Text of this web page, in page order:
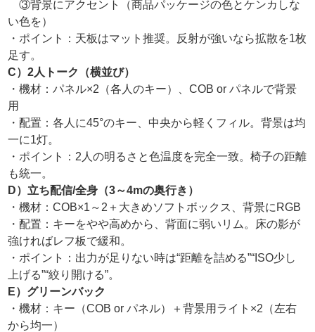
③背景にアクセント（商品パッケージの色とケンカしな
い色を）
・ポイント：天板はマット推奨。反射が強いなら拡散を1枚
足す。
C）2人トーク（横並び）
・機材：パネル×2（各人のキー）、COB or パネルで背景
用
・配置：各人に45°のキー、中央から軽くフィル。背景は均
一に1灯。
・ポイント：2人の明るさと色温度を完全一致。椅子の距離
も統一。
D）立ち配信/全身（3～4mの奥行き）
・機材：COB×1～2＋大きめソフトボックス、背景にRGB
・配置：キーをやや高めから、背面に弱いリム。床の影が
強ければレフ板で緩和。
・ポイント：出力が足りない時は“距離を詰める”“ISO少し
上げる”“絞り開ける”。
E）グリーンバック
・機材：キー（COB or パネル）＋背景用ライト×2（左右
から均一）